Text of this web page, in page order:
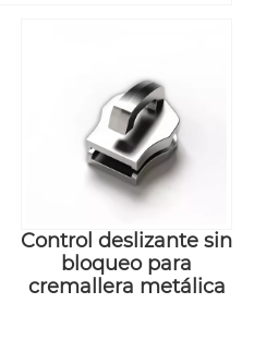
Control deslizante sin
bloqueo para
cremallera metálica